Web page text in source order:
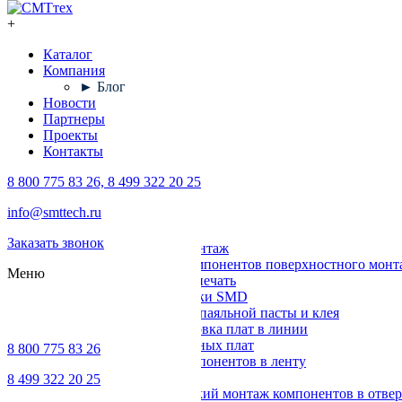
+
Каталог
Компания
► Блог
Новости
Партнеры
Проекты
Контакты
8 800 775 83 26, 8 499 322 20 25
info@smttech.ru
Заказать звонок
Меню
8 800 775 83 26
8 499 322 20 25
Поверхностный монтаж
Установка компонентов поверхностного
Трафаретная печать
Печи для пайки SMD
Дозирование паяльной пасты и клея
Транспортировка плат в линии
Ремонт печатных плат
Упаковка компонентов в ленту
Выводной монтаж
Автоматический монтаж компонентов в